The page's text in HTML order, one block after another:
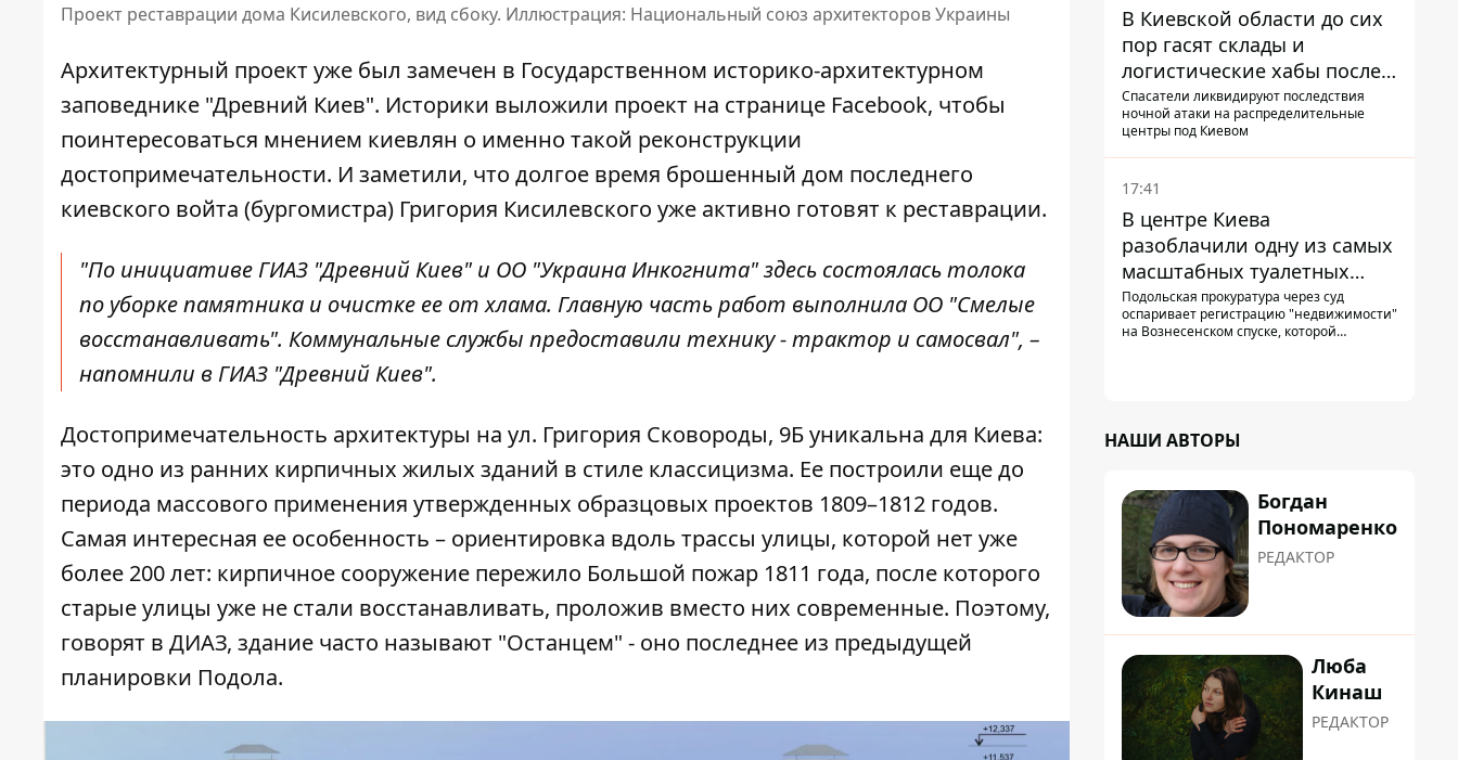
Проект реставрации дома Кисилевского, вид сбоку. Иллюстрация: Национальный союз архитекторов Украины
Архитектурный проект уже был замечен в Государственном историко-архитектурном
заповеднике "Древний Киев". Историки выложили проект на странице Facebook, чтобы
поинтересоваться мнением киевлян о именно такой реконструкции
достопримечательности. И заметили, что долгое время брошенный дом последнего
киевского войта (бургомистра) Григория Кисилевского уже активно готовят к реставрации.
"По инициативе ГИАЗ "Древний Киев" и ОО "Украина Инкогнита" здесь состоялась толока
по уборке памятника и очистке ее от хлама. Главную часть работ выполнила ОО "Смелые
восстанавливать". Коммунальные службы предоставили технику - трактор и самосвал", –
напомнили в ГИАЗ "Древний Киев".
Достопримечательность архитектуры на ул. Григория Сковороды, 9Б уникальна для Киева:
это одно из ранних кирпичных жилых зданий в стиле классицизма. Ее построили еще до
периода массового применения утвержденных образцовых проектов 1809–1812 годов.
Самая интересная ее особенность – ориентировка вдоль трассы улицы, которой нет уже
более 200 лет: кирпичное сооружение пережило Большой пожар 1811 года, после которого
старые улицы уже не стали восстанавливать, проложив вместо них современные. Поэтому,
говорят в ДИАЗ, здание часто называют "Останцем" - оно последнее из предыдущей
планировки Подола.
В Киевской области до сих
пор гасят склады и
логистические хабы после
прилетов ракет - ГСЧС
Спасатели ликвидируют последствия
ночной атаки на распределительные
центры под Киевом
17:41
В центре Киева
разоблачили одну из самых
масштабных туалетных
схем с фиктивным домом
Подольская прокуратура через суд
оспаривает регистрацию "недвижимости"
на Вознесенском спуске, которой
НАШИ АВТОРЫ
Богдан
Пономаренко
РЕДАКТОР
Люба
Кинаш
РЕДАКТОР